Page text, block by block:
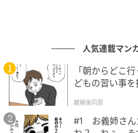
では、さっそくペンを立て
人気連載マン
「朝からどこ
どもの習い事
離婚後同居
#1 お義姉さん